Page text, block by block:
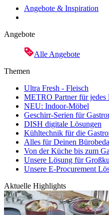
Angebote & Inspiration
Angebote
Alle Angebote
Themen
Ultra Fresh - Fleisch
METRO Partner für jedes
NEU: Indoor-Möbel
Geschirr-Serien für
DISH digitale Lösungen
Kühltechnik für die
Alles für Deinen
Von der Küche bis zum
Unsere Lösung für
Unsere E-Procurement
Aktuelle Highlights